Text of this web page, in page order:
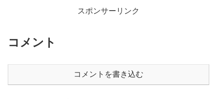
スポンサーリンク
コメント
コメントを書き込む